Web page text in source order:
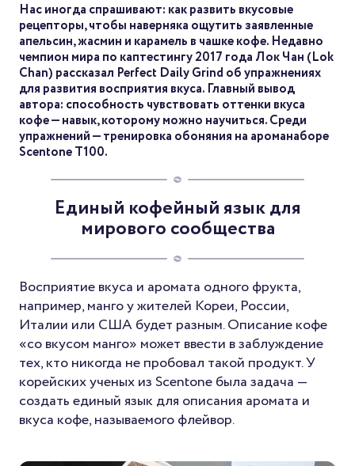
Нас иногда спрашивают: как развить вкусовые
рецепторы, чтобы наверняка ощутить заявленные
апельсин, жасмин и карамель в чашке кофе. Недавно
чемпион мира по каптестингу 2017 года Лок Чан (Lok
Chan) рассказал Perfect Daily Grind об упражнениях
для развития восприятия вкуса. Главный вывод
автора: способность чувствовать оттенки вкуса
кофе — навык, которому можно научиться. Среди
упражнений — тренировка обоняния на ароманаборе
Scentone T100.
Единый кофейный язык для
мирового сообщества
Восприятие вкуса и аромата одного фрукта,
например, манго у жителей Кореи, России,
Италии или США будет разным. Описание кофе
«со вкусом манго» может ввести в заблуждение
тех, кто никогда не пробовал такой продукт. У
корейских ученых из Scentone была задача —
создать единый язык для описания аромата и
вкуса кофе, называемого флейвор.